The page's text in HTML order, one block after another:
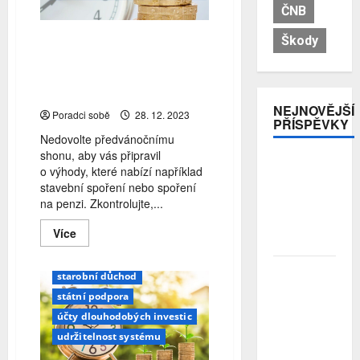
Poradci sobě 28. 12. 2023
Nedovolte předvánočnímu
shonu, aby vás připravil
o výhody, které nabízí například
stavební spoření nebo spoření
na penzi. Zkontrolujte,...
VíceRead
more
máte
čas
ušetřit
za
letošek
na
daních
nebo
daňové zvýhodnění
důchodová reforma
podpora spoření
starobní důchod
státní podpora
účty dlouhodobých investic
udržitelnost systému
ČNB
Škody
NEJNOVĚJŠÍ
PŘÍSPĚVKY